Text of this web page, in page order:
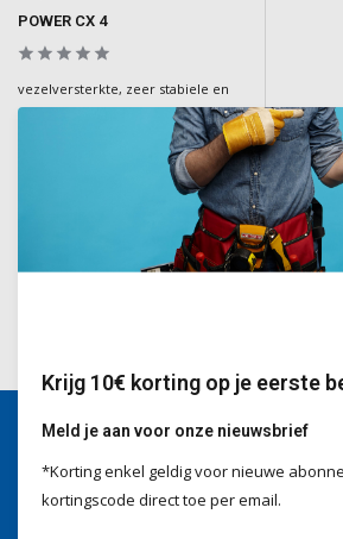
POWER CX 4
vezelversterkte, zeer stabiele en
flexibele dunbedmortel, voor het
Wij
Krijg 10€ korting op je eerste
Meld je aan voor onze nieuwsbrief
*Korting enkel geldig voor nieuwe
kortingscode direct toe per email.